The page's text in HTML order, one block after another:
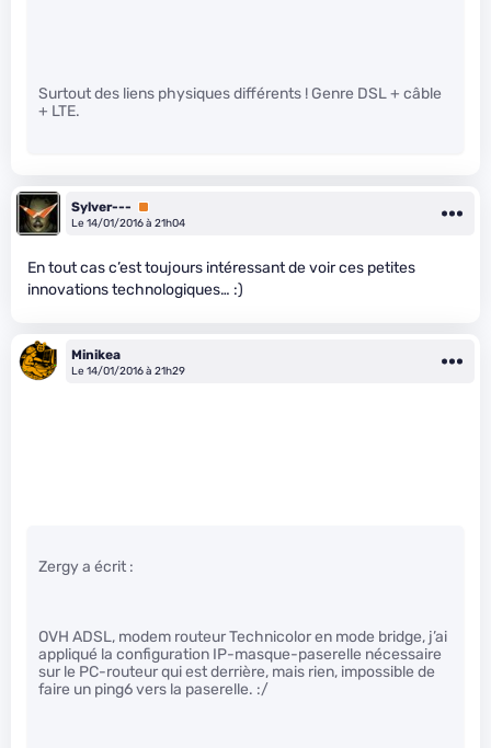
Surtout des liens physiques différents ! Genre DSL + câble
+ LTE.
Sylver---
Premium
Le 14/01/2016 à 21h04
En tout cas c’est toujours intéressant de voir ces petites
innovations technologiques… :)
Minikea
Le 14/01/2016 à 21h29
Zergy a écrit :
OVH ADSL, modem routeur Technicolor en mode bridge, j’ai
appliqué la configuration IP-masque-paserelle nécessaire
sur le PC-routeur qui est derrière, mais rien, impossible de
faire un ping6 vers la paserelle. :/